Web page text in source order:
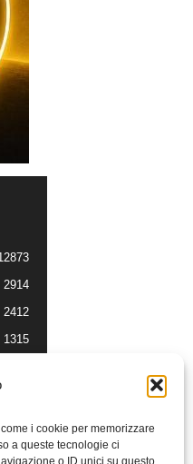
i cookie per memorizzare
a queste tecnologie ci
o ID unici su questo
2914
2412
1315